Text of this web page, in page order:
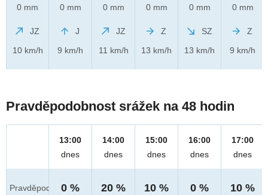
0 mm
JZ
10 km/h
0 mm
J
9 km/h
0 mm
JZ
11 km/h
0 mm
Z
13 km/h
0 mm
SZ
13 km/h
0 mm
Z
9 km/h
Pravděpodobnost srážek na 48 hodin
Pravděpod.
13:00
dnes
0 %
14:00
dnes
20 %
15:00
dnes
10 %
16:00
dnes
0 %
17:00
dnes
10 %